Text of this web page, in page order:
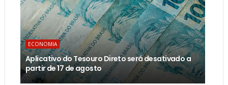
ECONOMIA
Aplicativo do Tesouro Direto será desativado a
partir de 17 de agosto